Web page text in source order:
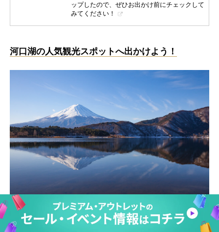
ップしたので、ぜひお出かけ前にチェックして
みてください！
河口湖の人気観光スポットへ出かけよう！
河口湖周辺の観光スポットは、1日ではまわりきれないほど充実